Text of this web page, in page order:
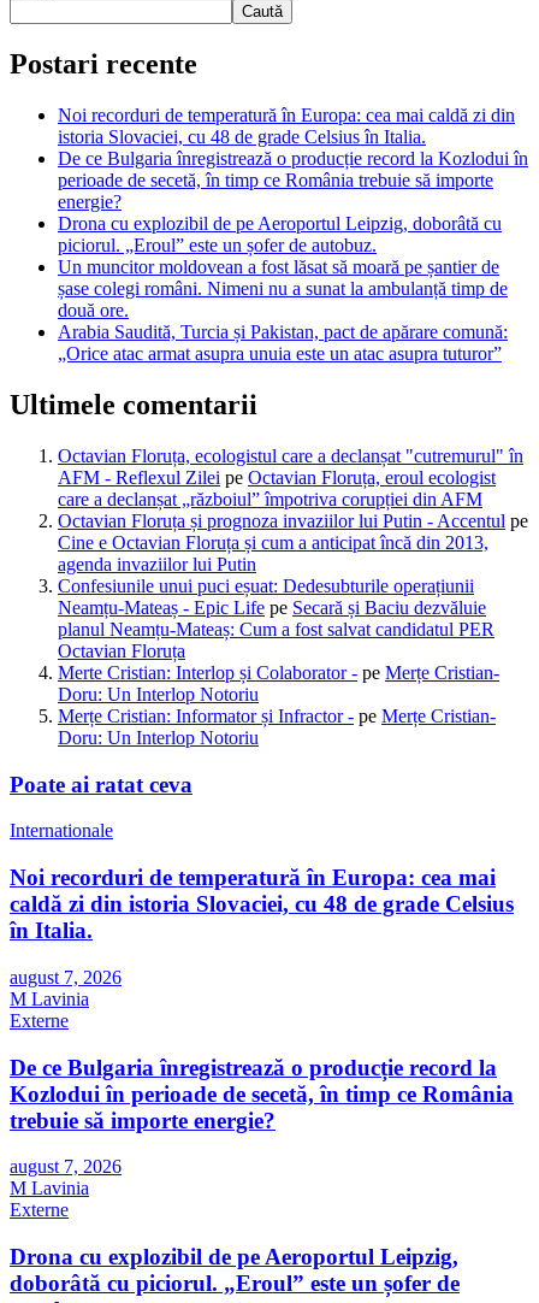
Caută
Postari recente
Noi recorduri de temperatură în Europa: cea mai caldă zi din
istoria Slovaciei, cu 48 de grade Celsius în Italia.
De ce Bulgaria înregistrează o producție record la Kozlodui în
perioade de secetă, în timp ce România trebuie să importe
energie?
Drona cu explozibil de pe Aeroportul Leipzig, doborâtă cu
piciorul. „Eroul” este un șofer de autobuz.
Un muncitor moldovean a fost lăsat să moară pe șantier de
șase colegi români. Nimeni nu a sunat la ambulanță timp de
două ore.
Arabia Saudită, Turcia și Pakistan, pact de apărare comună:
„Orice atac armat asupra unuia este un atac asupra tuturor”
Ultimele comentarii
Octavian Floruța, ecologistul care a declanșat "cutremurul" în
AFM - Reflexul Zilei pe Octavian Floruța, eroul ecologist
care a declanșat „războiul” împotriva corupției din AFM
Octavian Floruța și prognoza invaziilor lui Putin - Accentul pe
Cine e Octavian Floruța și cum a anticipat încă din 2013,
agenda invaziilor lui Putin
Confesiunile unui puci eșuat: Dedesubturile operațiunii
Neamțu-Mateaș - Epic Life pe Secară și Baciu dezvăluie
planul Neamțu-Mateaș: Cum a fost salvat candidatul PER
Octavian Floruța
Merte Cristian: Interlop și Colaborator - pe Merțe Cristian-
Doru: Un Interlop Notoriu
Merțe Cristian: Informator și Infractor - pe Merțe Cristian-
Doru: Un Interlop Notoriu
Poate ai ratat ceva
Internationale
Noi recorduri de temperatură în Europa: cea mai
caldă zi din istoria Slovaciei, cu 48 de grade Celsius
în Italia.
august 7, 2026
M Lavinia
Externe
De ce Bulgaria înregistrează o producție record la
Kozlodui în perioade de secetă, în timp ce România
trebuie să importe energie?
august 7, 2026
M Lavinia
Externe
Drona cu explozibil de pe Aeroportul Leipzig,
doborâtă cu piciorul. „Eroul” este un șofer de